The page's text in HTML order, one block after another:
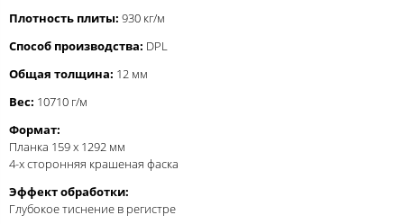
Плотность плиты: 930 кг/м
Способ производства: DPL
Общая толщина: 12 мм
Вес: 10710 г/м
Формат:
Планка 159 x 1292 мм
4-х сторонняя крашеная фаска
Эффект обработки:
Глубокое тиснение в регистре